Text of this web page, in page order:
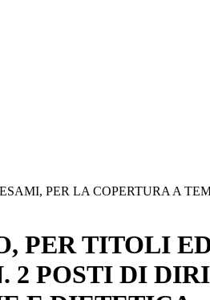
PER LA COPERTURA A
PER TITOLI
2 POSTI DI